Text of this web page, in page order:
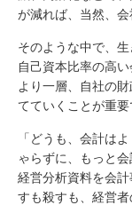
が減れば、当然、会
そのような中で、
自己資本比率の高
より一層、自社の
てていくことが重要
「どうも、会計は
ゃらずに、もっと
経営分析資料を会
すも殺すも、経営者